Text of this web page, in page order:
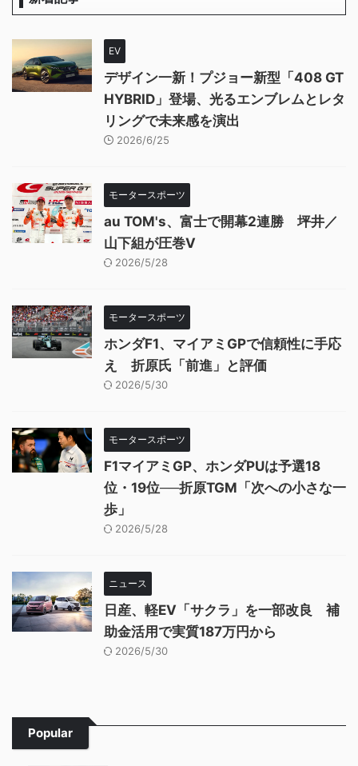
EV
デザイン一新！プジョー新型「408 GT
HYBRID」登場、光るエンブレムとレタ
リングで未来感を演出
2026/6/25
モータースポーツ
au TOM's、富士で開幕2連勝 坪井／
山下組が圧巻V
2026/5/28
モータースポーツ
ホンダF1、マイアミGPで信頼性に手応
え 折原氏「前進」と評価
2026/5/30
モータースポーツ
F1マイアミGP、ホンダPUは予選18
位・19位──折原TGM「次への小さな一
歩」
2026/5/28
ニュース
日産、軽EV「サクラ」を一部改良 補
助金活用で実質187万円から
2026/5/30
Popular